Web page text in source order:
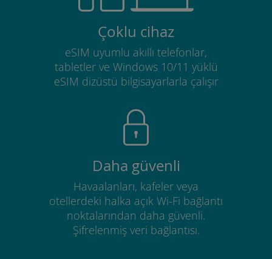
Çoklu cihaz
eSIM uyumlu akıllı telefonlar,
tabletler ve Windows 10/11 yüklü
eSIM dizüstü bilgisayarlarla çalışır
Daha güvenli
Havaalanları, kafeler veya
otellerdeki halka açık Wi-Fi bağlantı
noktalarından daha güvenli.
Şifrelenmiş veri bağlantısı.